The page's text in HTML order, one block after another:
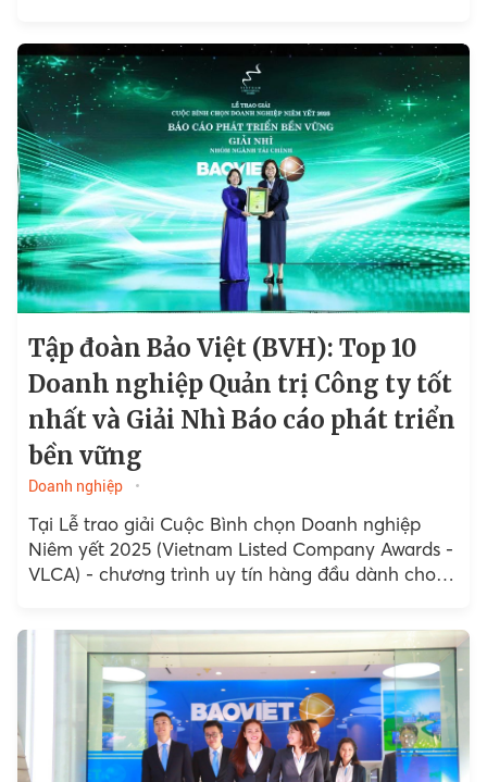
Tập đoàn Bảo Việt (BVH): Top 10
Doanh nghiệp Quản trị Công ty tốt
nhất và Giải Nhì Báo cáo phát triển
bền vững
Doanh nghiệp
Tại Lễ trao giải Cuộc Bình chọn Doanh nghiệp
Niêm yết 2025 (Vietnam Listed Company Awards -
VLCA) - chương trình uy tín hàng đầu dành cho